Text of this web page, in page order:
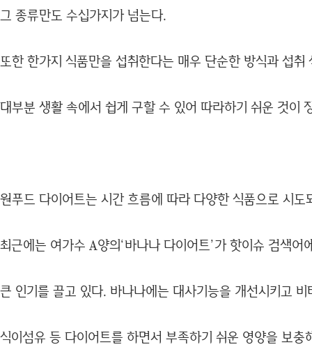
그 종류만도 수십가지가 넘는다.
또한 한가지 식품만을 섭취한다는 매우 단순한 방식과 섭취
대부분 생활 속에서 쉽게 구할 수 있어 따라하기 쉬운 것이
원푸드 다이어트는 시간 흐름에 따라 다양한 식품으로 시도
최근에는 여가수 A양의‘바나나 다이어트’가 핫이슈 검색어
큰 인기를 끌고 있다. 바나나에는 대사기능을 개선시키고 비
식이섬유 등 다이어트를 하면서 부족하기 쉬운 영양을 보충